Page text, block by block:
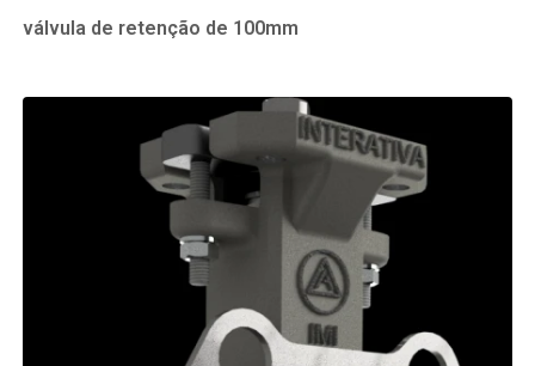
válvula de retenção de 100mm